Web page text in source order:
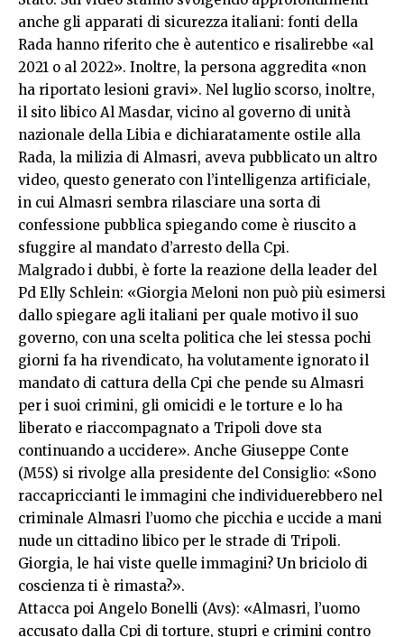
anche gli apparati di sicurezza italiani: fonti della
Rada hanno riferito che è autentico e risalirebbe «al
2021 o al 2022». Inoltre, la persona aggredita «non
ha riportato lesioni gravi». Nel luglio scorso, inoltre,
il sito libico Al Masdar, vicino al governo di unità
nazionale della Libia e dichiaratamente ostile alla
Rada, la milizia di Almasri, aveva pubblicato un altro
video, questo generato con l’intelligenza artificiale,
in cui Almasri sembra rilasciare una sorta di
confessione pubblica spiegando come è riuscito a
sfuggire al mandato d’arresto della Cpi.
Malgrado i dubbi, è forte la reazione della leader del
Pd Elly Schlein: «Giorgia Meloni non può più esimersi
dallo spiegare agli italiani per quale motivo il suo
governo, con una scelta politica che lei stessa pochi
giorni fa ha rivendicato, ha volutamente ignorato il
mandato di cattura della Cpi che pende su Almasri
per i suoi crimini, gli omicidi e le torture e lo ha
liberato e riaccompagnato a Tripoli dove sta
continuando a uccidere». Anche Giuseppe Conte
(M5S) si rivolge alla presidente del Consiglio: «Sono
raccapriccianti le immagini che individuerebbero nel
criminale Almasri l’uomo che picchia e uccide a mani
nude un cittadino libico per le strade di Tripoli.
Giorgia, le hai viste quelle immagini? Un briciolo di
coscienza ti è rimasta?».
Attacca poi Angelo Bonelli (Avs): «Almasri, l’uomo
accusato dalla Cpi di torture, stupri e crimini contro